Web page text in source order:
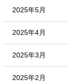
2025年5月
2025年4月
2025年3月
2025年2月